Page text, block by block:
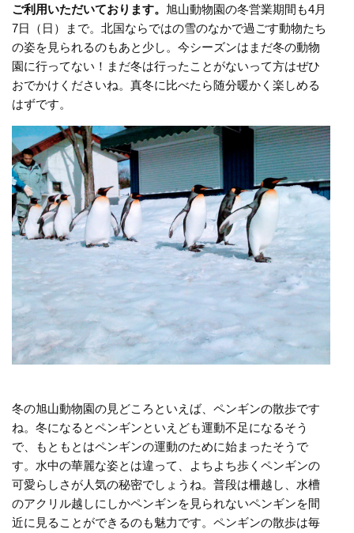
ご利用いただいております。 旭山動物園の冬営業期間も4月
7日（日）まで。北国ならではの雪のなかで過ごす動物たち
の姿を見られるのもあと少し。今シーズンはまだ冬の動物
園に行ってない！まだ冬は行ったことがないって方はぜひ
おでかけくださいね。真冬に比べたら随分暖かく楽しめる
はずです。
冬の旭山動物園の見どころといえば、ペンギンの散歩です
ね。冬になるとペンギンといえども運動不足になるそう
で、もともとはペンギンの運動のために始まったそうで
す。水中の華麗な姿とは違って、よちよち歩くペンギンの
可愛らしさが人気の秘密でしょうね。普段は柵越し、水槽
のアクリル越しにしかペンギンを見られないペンギンを間
近に見ることができるのも魅力です。ペンギンの散歩は毎